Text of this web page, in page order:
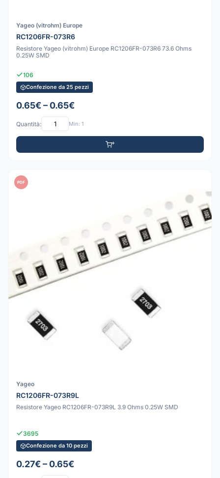
Yageo (vitrohm) Europe
RC1206FR-073R6
Resistore Yageo (vitrohm) Europe RC1206FR-073R6 73.6 Ohms
0.25W SMD
106
Confezione da 25 pezzi
0.65€ – 0.65€
Quantità: Min: 1
PDF
Yageo
RC1206FR-073R9L
Resistore Yageo RC1206FR-073R9L 3.9 Ohms 0.25W SMD
3695
Confezione da 10 pezzi
0.27€ – 0.65€